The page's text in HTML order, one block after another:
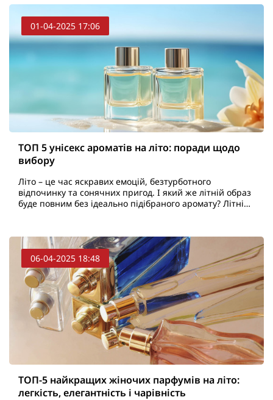
01-04-2025 17:06
ТОП 5 унісекс ароматів на літо: поради щодо
вибору
Літо – це час яскравих емоцій, безтурботного
відпочинку та сонячних пригод. І який же літній образ
буде повним без ідеально підібраного аромату? Літні
06-04-2025 18:48
ТОП-5 найкращих жіночих парфумів на літо:
легкість, елегантність і чарівність